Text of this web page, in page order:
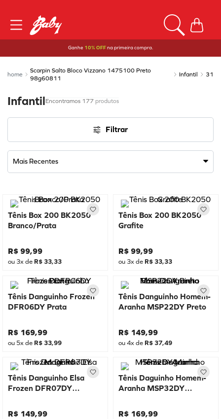
Ganhe 10% OFFna primeira compra.
Scarpin Salto Bloco Vizzano 1475100 Preto
98g60811
Infantil 31
Infantil 177 produtos
Filtrar
Mais Recentes
Tênis Box 200 BK2050
Branco/Prata
R$ 99,99
ou 3x de R$ 33,33
Tênis Box 200 BK2050
Grafite
R$ 99,99
ou 3x de R$ 33,33
Tênis Danguinho Frozen
DFR06DY Prata
R$ 169,99
ou 5x de R$ 33,99
Tênis Danguinho Homem-
Aranha MSP22DY Preto
R$ 149,99
ou4x de R$ 37,49
Tênis Danguinho Elsa
Frozen DFR07DY
R$ 149,99
Tênis Daguinho Homem-
Aranha MSP32DY
R$ 169,99